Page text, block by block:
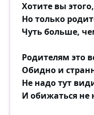
Хотите вы
Но только
Чуть больше,
Родителям это
Обидно и
Не надо тут
И обижаться не